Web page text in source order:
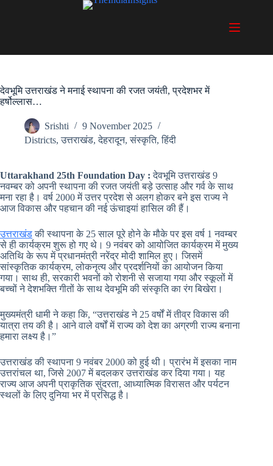
देवभूमि उत्तराखंड ने मनाई स्थापना की रजत जयंती, प्रदेशभर में
हर्षोल्लास…
Srishti
9 November 2025
Districts,उत्तराखंड,देहरादून,संस्कृति,हिंदी
Uttarakhand 25th Foundation Day :देवभूमि उत्तराखंड 9
नवम्बर को अपनी स्थापना की रजत जयंती बड़े उत्साह और गर्व के साथ
मना रहा है। वर्ष 2000 में उत्तर प्रदेश से अलग होकर बने इस राज्य ने
आज विकास और पहचान की नई ऊंचाइयां हासिल की हैं।
उत्तराखंडकी स्थापना के 25 साल पूरे होने के मौके पर इस वर्ष 1 नवम्बर
से ही कार्यक्रम शुरू हो गए थे। 9 नवंबर को आयोजित कार्यक्रम में मुख्य
अतिथि के रूप में प्रधानमंत्री नरेंद्र मोदी शामिल हुए। जिसमें
सांस्कृतिक कार्यक्रम, लोकनृत्य और प्रदर्शनियों का आयोजन किया
गया। साथ ही, सरकारी भवनों को रोशनी से सजाया गया और स्कूलों में
बच्चों ने देशभक्ति गीतों के साथ देवभूमि की संस्कृति का रंग बिखेरा।
मुख्यमंत्री धामी ने कहा कि, “उत्तराखंड ने 25 वर्षों में तीव्र विकास की
यात्रा तय की है। आने वाले वर्षों में राज्य को देश का अग्रणी राज्य बनाना
हमारा लक्ष्य है।”
उत्तराखंड की स्थापना 9 नवंबर 2000 को हुई थी। प्रारंभ में इसका नाम
उत्तरांचल था, जिसे 2007 में बदलकर उत्तराखंड कर दिया गया। यह
राज्य आज अपनी प्राकृतिक सुंदरता, आध्यात्मिक विरासत और पर्यटन
स्थलों के लिए दुनिया भर में प्रसिद्ध है।